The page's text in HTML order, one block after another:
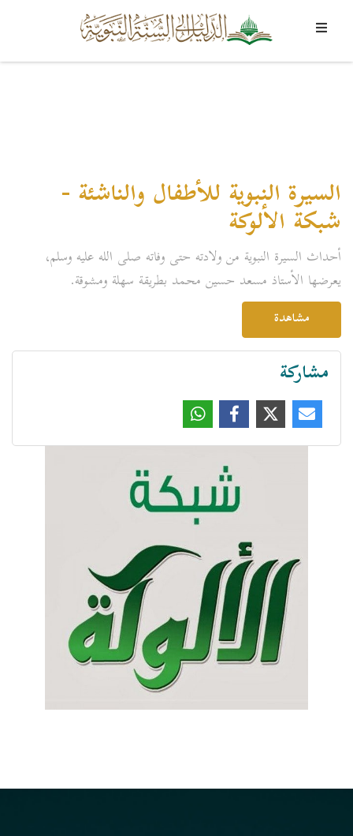
السيرة النبوية للأطفال والناشئة -
شبكة الألوكة
أحداث السيرة النبوية من ولادته حتى وفاته صلى الله عليه وسلم،
يعرضها الأستاذ مسعد حسين محمد بطريقة سهلة ومشوقة.
مشاهدة
مشاركة